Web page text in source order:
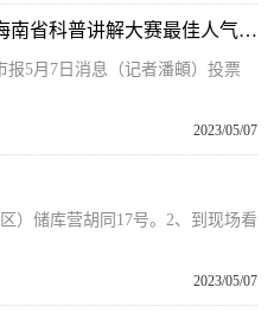
世界动态:快来投票！2023年海南省科普讲解大赛最佳人气奖网络投票正式开启
5月7日消息（记者潘頔）投票
2023/05/07
）储库营胡同17号。2、到现场看
2023/05/07